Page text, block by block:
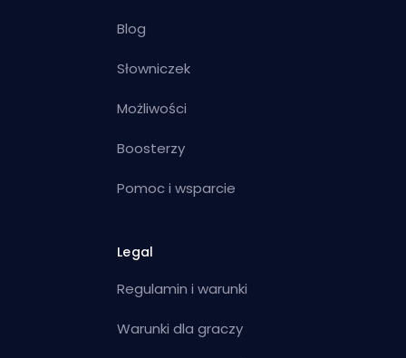
Blog
Słowniczek
Możliwości
Boosterzy
Pomoc i wsparcie
Legal
Regulamin i warunki
Warunki dla graczy